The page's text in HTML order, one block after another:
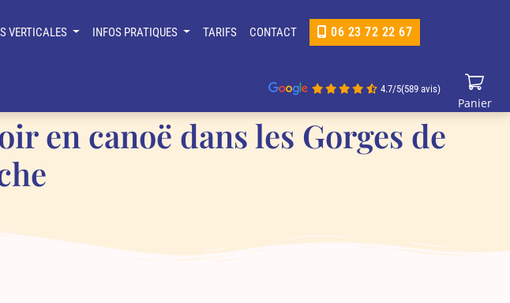
VERTICALES INFOS PRATIQUES TARIFS CONTACT 06 23 72 22 67
4.7/5(589 avis)
Panier
légendaires à voir en canoë dans les Gorges de l'Ardèche
en canoë dans les Gorges de